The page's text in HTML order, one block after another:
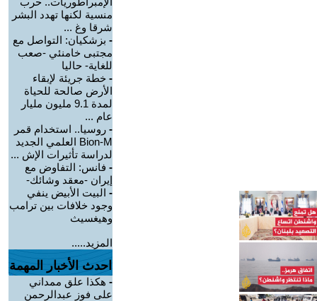
منسية لكنها تهدد البشر
شرقا وغ ...
- بزشكيان: التواصل مع
مجتبى خامنئي -صعب
للغاية- حاليا
- خطة جريئة لإبقاء
الأرض صالحة للحياة
لمدة 9.1 مليون مليار
عام ...
- روسيا.. استخدام قمر
Bion-M العلمي الجديد
لدراسة تأثيرات الإش ...
- فانس: التفاوض مع
إيران -معقد وشائك-
- البيت الأبيض ينفي
وجود خلافات بين ترامب
وهيغسيث
المزيد.....
احدث الأخبار المهمة
- هكذا علق ممداني
على فوز عبدالرحمن